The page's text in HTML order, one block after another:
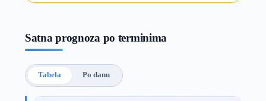
Satna prognoza po terminima
Tabela Po danu